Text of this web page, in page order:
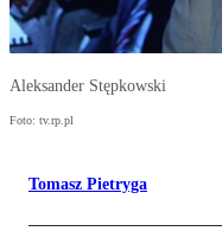
Aleksander Stępkowski
Foto: tv.rp.pl
Tomasz Pietryga